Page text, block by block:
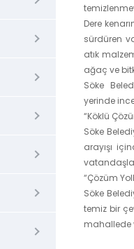
Dere
sürdüren
atık
ağaç ve
Söke
yerinde
“Köklü
Söke
arayışı
“Çözüm
Söke
temiz bir
mahallede